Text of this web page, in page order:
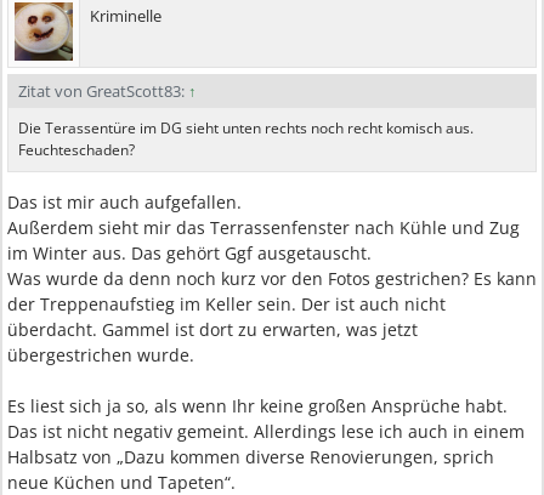
Kriminelle
Zitat von GreatScott83: ↑
Die Terassentüre im DG sieht unten rechts noch recht komisch aus.
Feuchteschaden?
Das ist mir auch aufgefallen.
Außerdem sieht mir das Terrassenfenster nach Kühle und Zug
im Winter aus. Das gehört Ggf ausgetauscht.
Was wurde da denn noch kurz vor den Fotos gestrichen? Es kann
der Treppenaufstieg im Keller sein. Der ist auch nicht
überdacht. Gammel ist dort zu erwarten, was jetzt
übergestrichen wurde.
Es liest sich ja so, als wenn Ihr keine großen Ansprüche habt.
Das ist nicht negativ gemeint. Allerdings lese ich auch in einem
Halbsatz von „Dazu kommen diverse Renovierungen, sprich
neue Küchen und Tapeten“.